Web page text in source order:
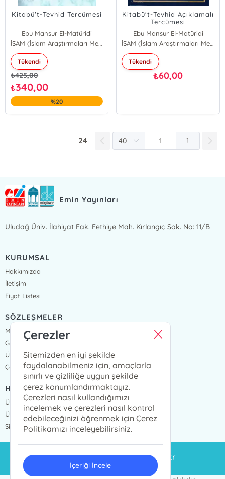
Kitabü't-Tevhid Tercümesi
Ebu Mansur El-Matüridi
İSAM (İslam Araştırmaları Merkezi)
Tükendi
₺425,00
₺340,00
%20
Kitabü't-Tevhid Açıklamalı
Tercümesi
Ebu Mansur El-Matüridi
İSAM (İslam Araştırmaları Merkezi)
Tükendi
₺60,00
24 1
Emin Yayınları
Uludağ Üniv. İlahiyat Fak. Fethiye Mah. Kırlangıç Sok. No: 11/B
KURUMSAL
Hakkımızda
İletişim
Fiyat Listesi
SÖZLEŞMELER
Mesafeli Satış Sözleşmesi
Gizlilik Sözleşmesi
Üyelik Sözleşmesi
Çerez Politikası
HIZLI ERİŞİM
Üye Ol
Üye Giriş
Sipariş Takip
siparis@eminyayinlari.com.tr
Çerezler
Sitemizden en iyi şekilde
faydalanabilmeniz için, amaçlarla
sınırlı ve gizliliğe uygun şekilde
çerez konumlandırmaktayız.
Çerezleri nasıl kullandığımızı
incelemek ve çerezleri nasıl kontrol
edebileceğinizi öğrenmek için Çerez
Politikamızı inceleyebilirsiniz.
İçeriği İncele